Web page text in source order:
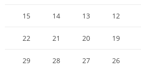
12
13
14
15
19
20
21
22
26
27
28
29